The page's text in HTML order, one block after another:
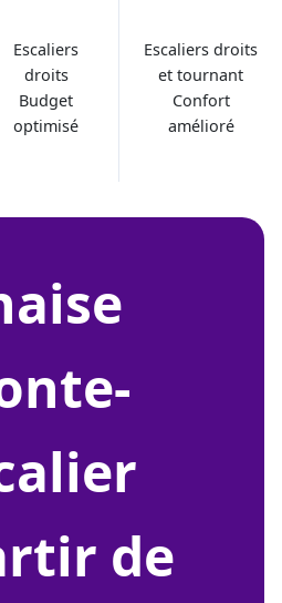
Escaliers
droits
Budget
optimisé
Escaliers droits
et tournant
Confort
amélioré
de